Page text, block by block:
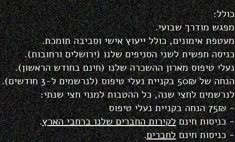
כולל:
מפגש מודרך שבועי.
מעטפת אימונים, כולל ייעוץ אישי וסביבה תומכת.
כניסה חפשית לשני הסניפים שלנו (ירושלים ורחובות).
נעלי טיפוס מארון ההשכרה שלנו (חינם בחודש הראשון).
הנחה של 50₪ בקניית נעלי טיפוס (לנרשמים ל-3 חודשים).
לנרשמים לחצי שנה, כל ההטבות למנוי חצי שנתי:
- 75₪ הנחה בקניית נעלי טיפוס
- כניסות חינםלקירותהחברים שלנו ברחבי הארץ.
- כניסות חינםלחברים.